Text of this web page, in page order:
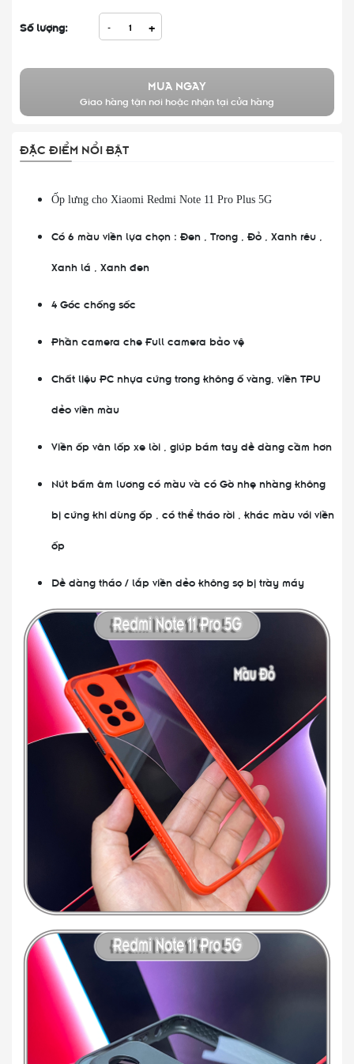
Số lượng: - +
MUA NGAY
Giao hàng tận nơi hoặc nhận tại cửa hàng
ĐẶC ĐIỂM NỔI BẬT
Ốp lưng cho Xiaomi Redmi Note 11 Pro Plus 5G
Có 6 màu viền lựa chọn : Đen , Trong , Đỏ , Xanh rêu ,
Xanh lá , Xanh đen
4 Góc chống sốc
Phần camera che Full camera bảo vệ
Chất liệu PC nhựa cứng trong không ố vàng, viền TPU
dẻo viền màu
Viền ốp vân lốp xe lòi , giúp bám tay dễ dàng cầm hơn
Nút bấm âm lương có màu và có Gờ nhẹ nhàng không
bị cứng khi dùng ốp , có thể tháo rời , khác màu với viền
ốp
Dễ dàng tháo / lắp viền dẻo không sợ bị trày máy